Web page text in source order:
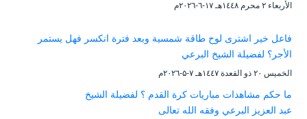
الأربعاء ۲ محرم ۱٤٤۸هـ ۱۷-٦-۲۰۲٦م
فاعل خير اشترى لوح طاقة شمسية وبعد فترة انكسر فهل يستمر
الأجر؟ لفضيلة الشيخ البرعي
الخميس ۲۰ ذو القعدة ۱٤٤۷هـ ۷-۵-۲۰۲٦م
ما حكم مشاهدات مباريات كرة القدم ؟ لفضيلة الشيخ
عبد العزيز البرعي وفقه الله تعالى